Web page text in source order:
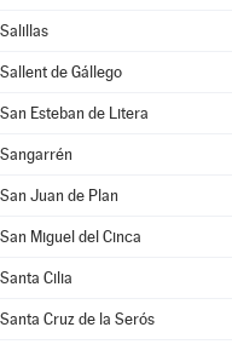
Salillas
Sallent de Gállego
San Esteban de Litera
Sangarrén
San Juan de Plan
San Miguel del Cinca
Santa Cilia
Santa Cruz de la Serós